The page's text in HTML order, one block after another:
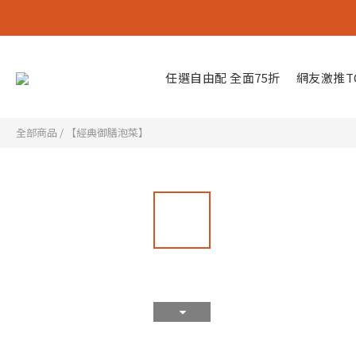
任選自由配 全面75折 網友激推
全部商品 / 【經典御膳泡菜】